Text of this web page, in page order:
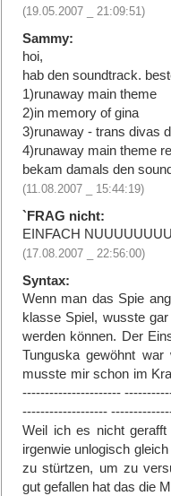
(19.05.2007 _ 21:09:51)
Sammy:
hoi,
hab den soundtrack.
1)runaway main theme
2)in memory of gina
3)runaway - trans divas
4)runaway main theme
bekam damals den
(11.08.2007 _ 15:44:19)
`FRAG nicht:
EINFACH
(17.08.2007 _ 22:56:00)
Syntax:
Wenn man das Spie
klasse Spiel, wusste
werden können. Der
Tunguska gewöhnt
musste mir schon im
----------------------
-------------------
Weil ich es nicht
irgenwie unlogisch
zu stürtzen, um zu
gut gefallen hat das die